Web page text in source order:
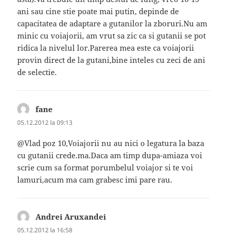
ani sau cine stie poate mai putin, depinde de
capacitatea de adaptare a gutanilor la zboruri.Nu am
minic cu voiajorii, am vrut sa zic ca si gutanii se pot
ridica la nivelul lor.Parerea mea este ca voiajorii
provin direct de la gutani,bine inteles cu zeci de ani
de selectie.
fane
05.12.2012 la 09:13
@Vlad poz 10,Voiajorii nu au nici o legatura la baza
cu gutanii crede.ma.Daca am timp dupa-amiaza voi
scrie cum sa format porumbelul voiajor si te voi
lamuri,acum ma cam grabesc imi pare rau.
Andrei Aruxandei
05.12.2012 la 16:58